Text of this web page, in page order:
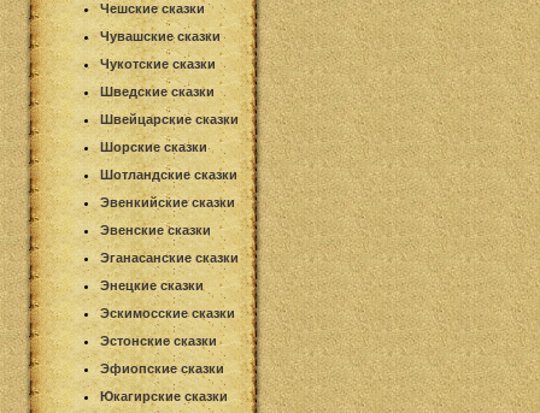
Чешские сказки
Чувашские сказки
Чукотские сказки
Шведские сказки
Швейцарские сказки
Шорские сказки
Шотландские сказки
Эвенкийские сказки
Эвенские сказки
Эганасанские сказки
Энецкие сказки
Эскимосские сказки
Эстонские сказки
Эфиопские сказки
Юкагирские сказки